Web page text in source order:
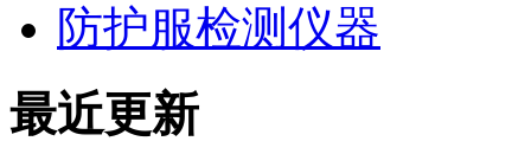
防护服检测仪器
最近更新